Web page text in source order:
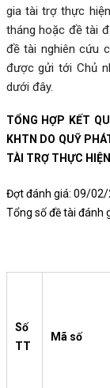
gia tài trợ thực
tháng hoặc đề tài
đề tài nghiên cứu
được gửi tới Chủ
dưới đây.
TỔNG HỢP KẾT
KHTN DO QUỸ
TÀI TRỢ THỰC
Đợt đánh giá: 09/
Tổng số đề tài đánh
Số
TT
Mã số